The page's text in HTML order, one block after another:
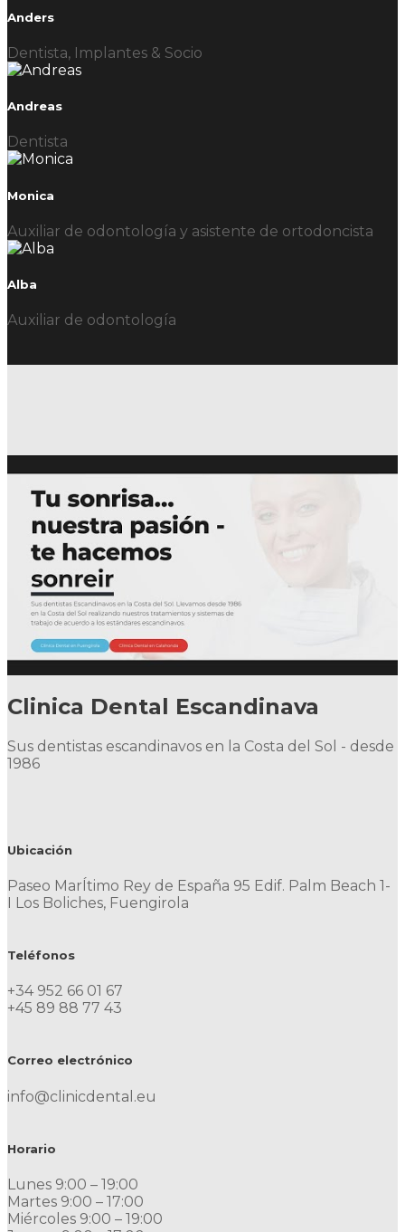
Anders
Dentista, Implantes & Socio
Andreas
Dentista
Monica
Auxiliar de odontología y asistente de ortodoncista
Alba
Auxiliar de odontología
Clinica Dental Escandinava
Sus dentistas escandinavos en la Costa del Sol - desde
1986
Ubicación
Paseo MarÍtimo Rey de España 95 Edif. Palm Beach 1-
I Los Boliches, Fuengirola
Teléfonos
+34 952 66 01 67
+45 89 88 77 43
Correo electrónico
info@clinicdental.eu
Horario
Lunes 9:00 – 19:00
Martes 9:00 – 17:00
Miércoles 9:00 – 19:00